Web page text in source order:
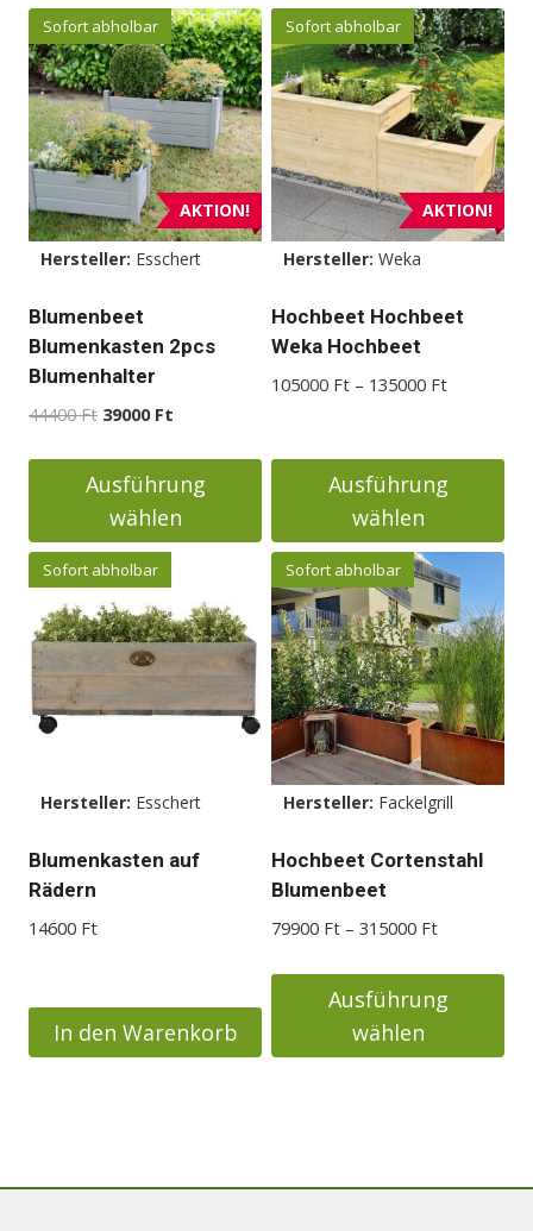
AKTION!
Sofort abholbar
Hersteller: Esschert
Blumenbeet
Blumenkasten 2pcs
Blumenhalter
44400Ft Ursprünglicher
war:
44400 Ft
39000 Ft
ist:
39000 Ft.
Ausführung
wählen
Dieses
Produkt
weist
mehrere
Varianten
auf.
können
auf
der
gewählt
AKTION!
Sofort abholbar
Hersteller: Weka
Hochbeet Hochbeet
Weka Hochbeet
105000 Ft – 135000 Ft
135000 Ft
Ausführung
wählen
Dieses
Produkt
weist
mehrere
Varianten
auf.
Die
Optionen
können
auf
der
gewählt
werden
Sofort abholbar
Hersteller: Esschert
Blumenkasten auf
Rädern
14600 Ft
In den Warenkorb
Sofort abholbar
Hersteller: Fackelgrill
Hochbeet Cortenstahl
Blumenbeet
79900 Ft – 315000 Ft
bis
315000 Ft
Ausführung
wählen